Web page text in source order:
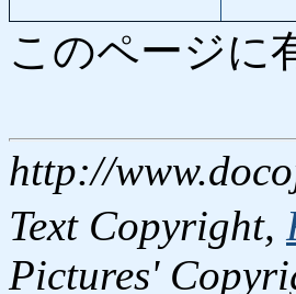
このページに
http://
Text Copyright,
Pictures'